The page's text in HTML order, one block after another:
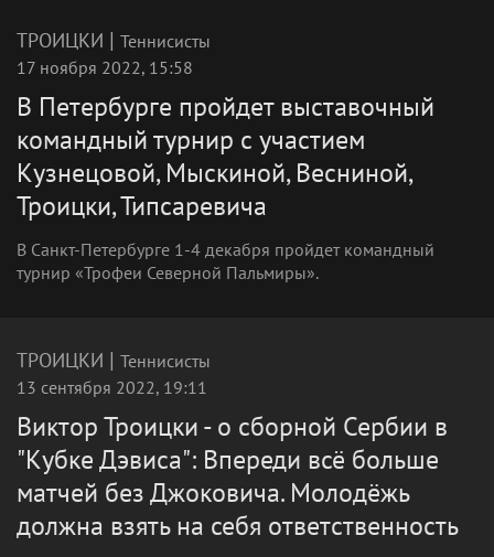
ТРОИЦКИ | Теннисисты
17 ноября 2022, 15:58
В Петербурге пройдет выставочный
командный турнир с участием
Кузнецовой, Мыскиной, Весниной,
Троицки, Типсаревича
В Санкт-Петербурге 1-4 декабря пройдет командный
турнир «Трофеи Северной Пальмиры».
ТРОИЦКИ | Теннисисты
13 сентября 2022, 19:11
Виктор Троицки - о сборной Сербии в
"Кубке Дэвиса": Впереди всё больше
матчей без Джоковича. Молодёжь
должна взять на себя ответственность